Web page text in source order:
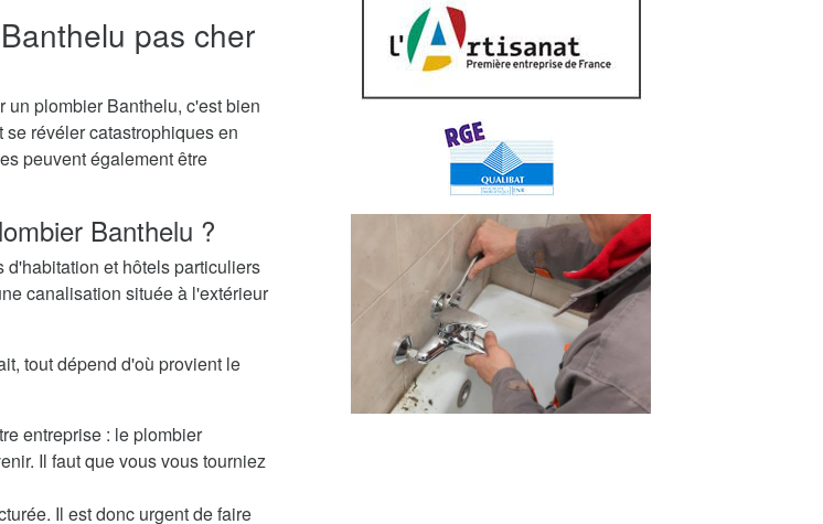
pas cher
un plombier Banthelu, c'est bien
révéler catastrophiques en
peuvent également être
Banthelu ?
et hôtels particuliers
canalisation située à l'extérieur
tout dépend d'où provient le
entreprise : le plombier
Il faut que vous vous tourniez
Il est donc urgent de faire